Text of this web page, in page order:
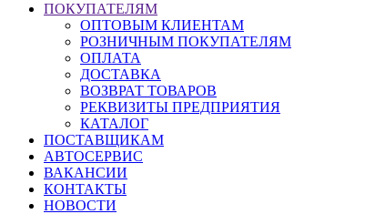
ПОКУПАТЕЛЯМ
ОПТОВЫМ КЛИЕНТАМ
РОЗНИЧНЫМ ПОКУПАТЕЛЯМ
ОПЛАТА
ДОСТАВКА
ВОЗВРАТ ТОВАРОВ
РЕКВИЗИТЫ ПРЕДПРИЯТИЯ
КАТАЛОГ
ПОСТАВЩИКАМ
АВТОСЕРВИС
ВАКАНСИИ
КОНТАКТЫ
НОВОСТИ